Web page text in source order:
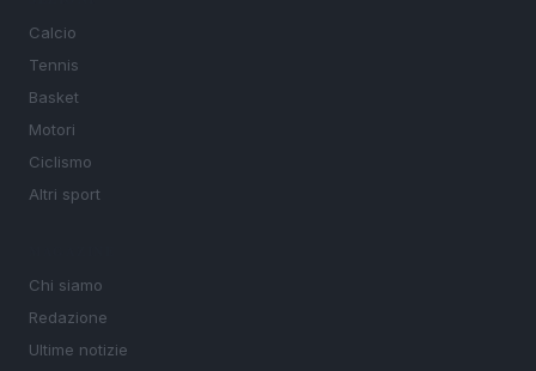
Calcio
Tennis
Basket
Motori
Ciclismo
Altri sport
Chi siamo
Redazione
Ultime notizie